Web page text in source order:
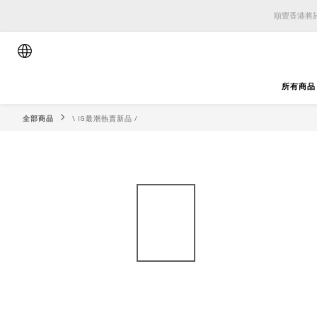
順豐香港將
順豐香港將
所有商品
全部商品 \ IG最潮熱賣新品 /